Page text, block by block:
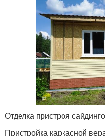
Отделка пристроя
Пристройка каркасной